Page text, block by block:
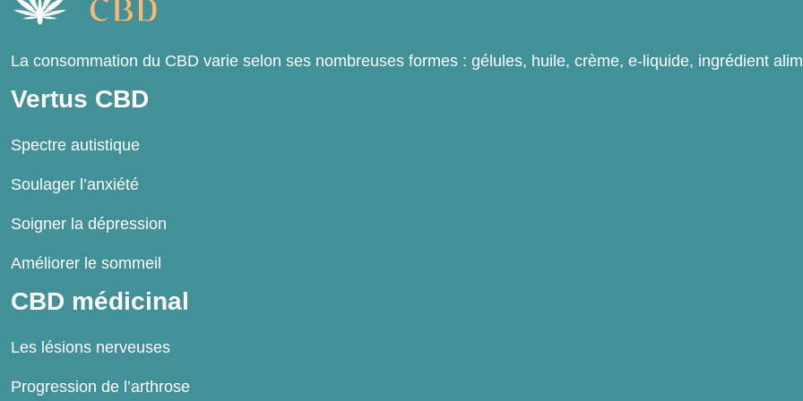
La consommation du CBD varie selon ses nombreuses formes : gélules, huile, crème, e-liquide, ingrédient
Vertus CBD
Spectre autistique
Soulager l’anxiété
Soigner la dépression
Améliorer le sommeil
CBD médicinal
Les lésions nerveuses
Progression de l’arthrose